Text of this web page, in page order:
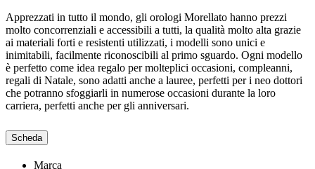
Apprezzati in tutto il mondo, gli orologi Morellato hanno prezzi
molto concorrenziali e accessibili a tutti, la qualità molto alta grazie
ai materiali forti e resistenti utilizzati, i modelli sono unici e
inimitabili, facilmente riconoscibili al primo sguardo. Ogni modello
è perfetto come idea regalo per molteplici occasioni, compleanni,
regali di Natale, sono adatti anche a lauree, perfetti per i neo dottori
che potranno sfoggiarli in numerose occasioni durante la loro
carriera, perfetti anche per gli anniversari.
Scheda
Marca